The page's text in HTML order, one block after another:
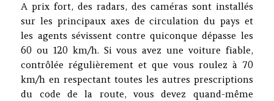
A prix fort, des radars, des caméras sont installés
sur les principaux axes de circulation du pays et
les agents sévissent contre quiconque dépasse les
60 ou 120 km/h. Si vous avez une voiture fiable,
contrôlée régulièrement et que vous roulez à 70
km/h en respectant toutes les autres prescriptions
du code de la route, vous devez quand-même